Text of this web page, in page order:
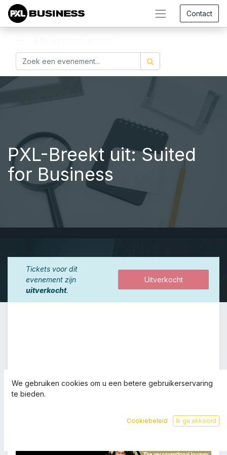
Contact
PXL-Breekt uit: Suited
for Business
Tickets voor dit
evenement zijn
uitverkocht.
Uitverkocht
We gebruiken cookies om u een betere gebruikerservaring
te bieden.
Cookiebeleid Ik ga akkoord